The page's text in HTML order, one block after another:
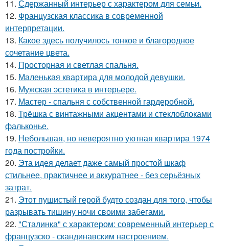
11. Сдержанный интерьер с характером для семьи.
12. Французская классика в современной
интерпретации.
13. Какое здесь получилось тонкое и благородное
сочетание цвета.
14. Просторная и светлая спальня.
15. Маленькая квартира для молодой девушки.
16. Мужская эстетика в интерьере.
17. Мастер - спальня с собственной гардеробной.
18. Трёшка с винтажными акцентами и стеклоблоками
фальконье.
19. Небольшая, но невероятно уютная квартира 1974
года постройки.
20. Эта идея делает даже самый простой шкаф
стильнее, практичнее и аккуратнее - без серьёзных
затрат.
21. Этот пушистый герой будто создан для того, чтобы
разрывать тишину ночи своими забегами.
22. "Сталинка" с характером: современный интерьер с
французско - скандинавским настроением.